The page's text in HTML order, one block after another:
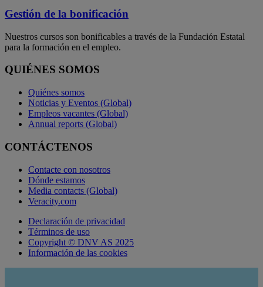
Gestión de la bonificación
Nuestros cursos son bonificables a través de la Fundación Estatal
para la formación en el empleo.
QUIÉNES SOMOS
Quiénes somos
Noticias y Eventos (Global)
Empleos vacantes (Global)
Annual reports (Global)
CONTÁCTENOS
Contacte con nosotros
Dónde estamos
Media contacts (Global)
Veracity.com
Declaración de privacidad
Términos de uso
Copyright © DNV AS 2025
Información de las cookies